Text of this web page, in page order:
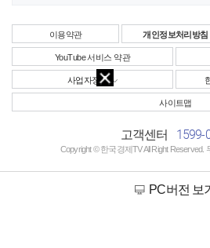
이용약관 개인정보처리방침
YouTube 서비스 약관
사업자정보
사이트맵
고객센터 1599-
Copyright © 한국경제TV All Right Reserved.
PC버전 보기